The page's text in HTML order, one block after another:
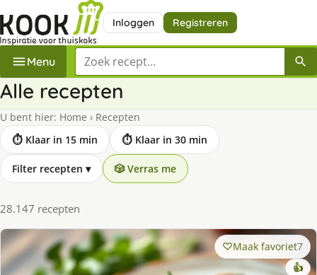
Inloggen Registreren
Menu Zoek een recept
Alle recepten
U bent hier: Home › Recepten
⏱ Klaar in 15 min
⏱ Klaar in 30 min
Filter recepten ▾ 🎲 Verras me
28.147 recepten
Maak favoriet7
👍